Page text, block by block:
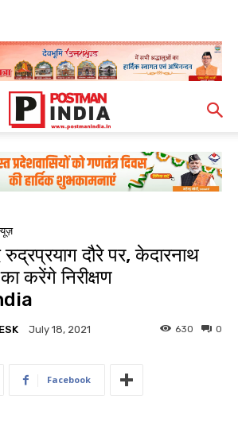
रुद्रप्रयाग दौरे पर, केदारनाथ
का करेंगे निरीक्षण
July 18, 2021 0
630
Facebook